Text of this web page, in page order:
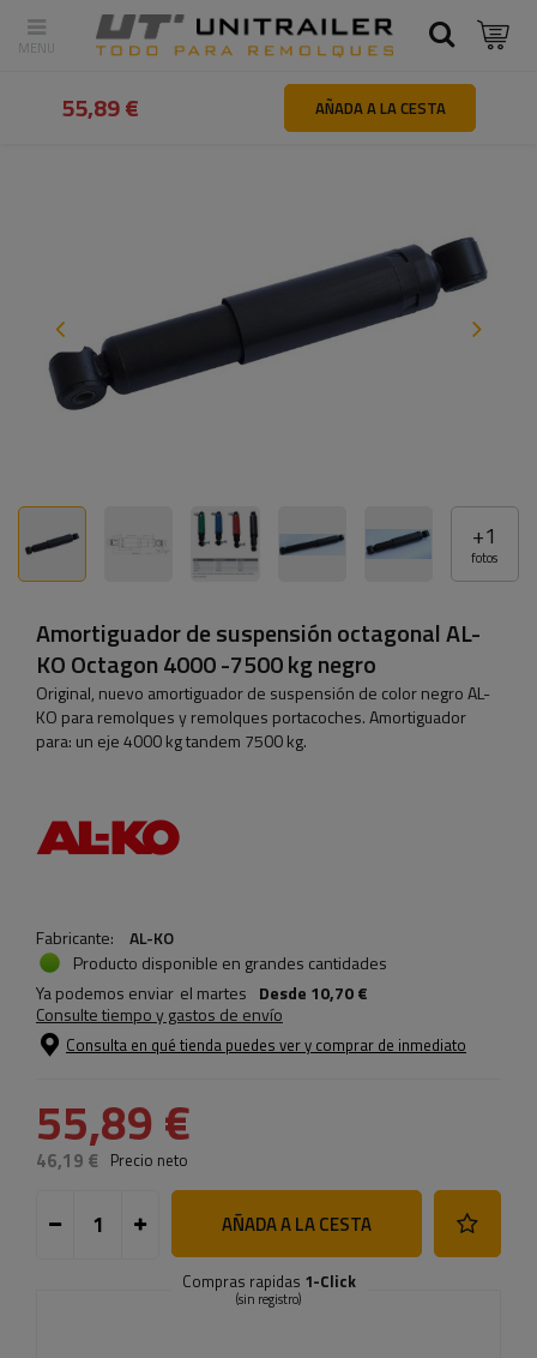
Atrás Inicio Piezas y accesorios de remolques Ejes y
+1
fotos
Amortiguador de suspensión octagonal AL-
KO Octagon 4000 -7500 kg negro
Original, nuevo amortiguador de suspensión de color negro AL-
KO para remolques y remolques portacoches. Amortiguador
para: un eje 4000 kg tandem 7500 kg.
Fabricante:
AL-KO
Producto disponible en grandes cantidades
Ya podemos enviar el martes Desde 10,70 €
Consulte tiempo y gastos de envío
Consulta en qué tienda puedes ver y comprar de inmediato
55,89 €
46,19 € Precio neto
AÑADA A LA CESTA
Compras rapidas 1-Click
(sin registro)
55,89 € AÑADA A LA CESTA